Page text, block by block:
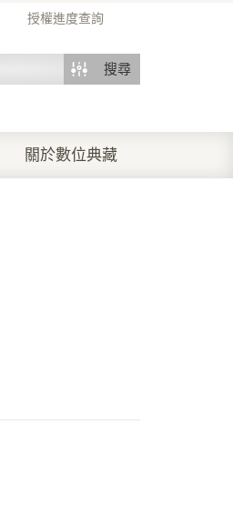
授權進度查詢
搜尋
關於數位典藏